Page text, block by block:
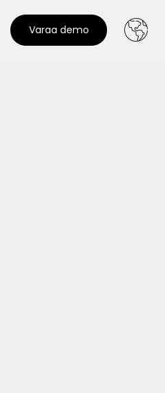
Varaa demo